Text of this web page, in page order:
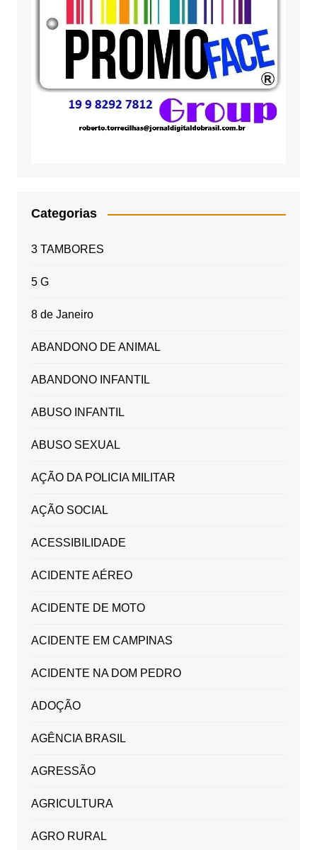
Categorias
3 TAMBORES
5 G
8 de Janeiro
ABANDONO DE ANIMAL
ABANDONO INFANTIL
ABUSO INFANTIL
ABUSO SEXUAL
AÇÃO DA POLICIA MILITAR
AÇÃO SOCIAL
ACESSIBILIDADE
ACIDENTE AÉREO
ACIDENTE DE MOTO
ACIDENTE EM CAMPINAS
ACIDENTE NA DOM PEDRO
ADOÇÃO
AGÊNCIA BRASIL
AGRESSÃO
AGRICULTURA
AGRO RURAL